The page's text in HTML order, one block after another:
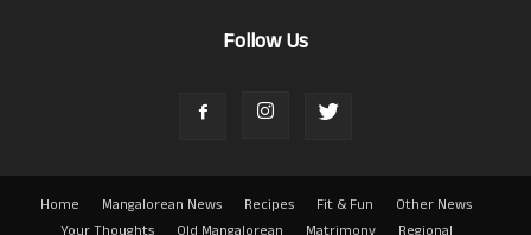
Follow Us
Home Mangalorean News Recipes Fit & Fun
Other News